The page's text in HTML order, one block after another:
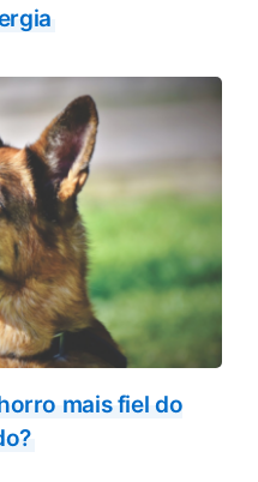
mais fiel do